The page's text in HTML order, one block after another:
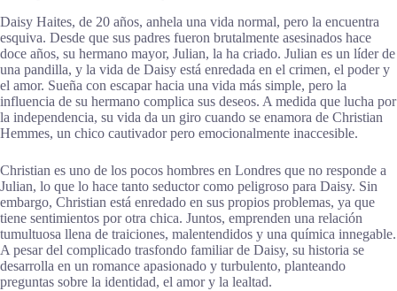
Daisy Haites, de 20 años, anhela una vida normal, pero la encuentra
esquiva. Desde que sus padres fueron brutalmente asesinados hace
doce años, su hermano mayor, Julian, la ha criado. Julian es un líder de
una pandilla, y la vida de Daisy está enredada en el crimen, el poder y
el amor. Sueña con escapar hacia una vida más simple, pero la
influencia de su hermano complica sus deseos. A medida que lucha por
la independencia, su vida da un giro cuando se enamora de Christian
Hemmes, un chico cautivador pero emocionalmente inaccesible.
Christian es uno de los pocos hombres en Londres que no responde a
Julian, lo que lo hace tanto seductor como peligroso para Daisy. Sin
embargo, Christian está enredado en sus propios problemas, ya que
tiene sentimientos por otra chica. Juntos, emprenden una relación
tumultuosa llena de traiciones, malentendidos y una química innegable.
A pesar del complicado trasfondo familiar de Daisy, su historia se
desarrolla en un romance apasionado y turbulento, planteando
preguntas sobre la identidad, el amor y la lealtad.